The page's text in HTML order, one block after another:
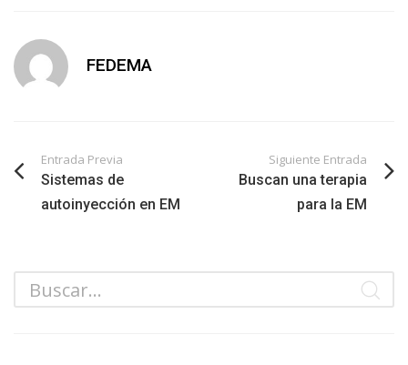
FEDEMA
Entrada Previa
Sistemas de
autoinyección en EM
Siguiente Entrada
Buscan una terapia
para la EM